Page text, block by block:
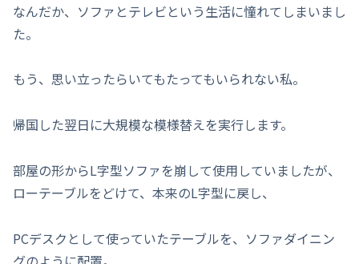
なんだか、ソファとテレビという生活に憧れてしまいまし
た。
もう、思い立ったらいてもたってもいられない私。
帰国した翌日に大規模な模様替えを実行します。
部屋の形からL字型ソファを崩して使用していましたが、
ローテーブルをどけて、本来のL字型に戻し、
PCデスクとして使っていたテーブルを、ソファダイニン